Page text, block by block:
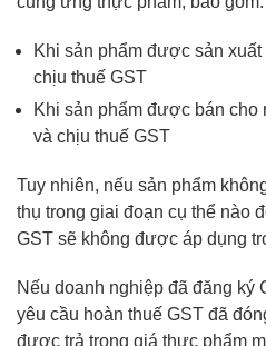
Khi sản phẩm được sản
chịu thuế GST
Khi sản phẩm được bán
và chịu thuế GST
Tuy nhiên, nếu sản phẩm
thụ trong giai đoạn cụ thể nào
GST sẽ không được áp dụng
Nếu doanh nghiệp đã đăng ký
yêu cầu hoàn thuế GST đã
được trả trong giá thực phẩm